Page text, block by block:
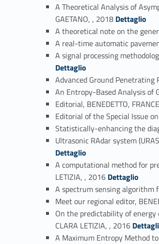
A Theoretical Analysis of
GAETANO, , 2018 Link identifier #identifier_person_19133-37
Dettaglio
A theoretical note on the
A real-time automatic
A signal processing
Dettaglio
Advanced Ground Penetrating
An Entropy-Based Analysis of
Editorial, BENEDETTO,
Editorial of the Special Issue
Statistically-enhancing the
Ultrasonic RAdar system
Dettaglio
A computational method for
LETIZIA, , 2016 Link identifier #identifier_person_142722-47
Dettaglio
A spectrum sensing algorithm
Meet our regional editor,
On the predictability of energy
CLARA LETIZIA, , 2016 Link identifier #identifier_person_4440-50
A Maximum Entropy Method to